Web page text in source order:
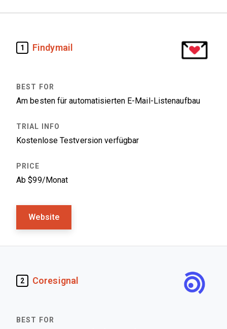
1 Findymail
Am besten für automatisierten E-Mail-Listenaufbau
Kostenlose Testversion verfügbar
Ab $99/Monat
Website
2 Coresignal